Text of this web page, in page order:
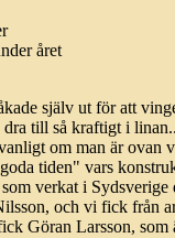
året
själv ut för att
dra till så kraftigt i
om man är ovan
tiden" vars
verkat i
och vi fick från
Göran Larsson,